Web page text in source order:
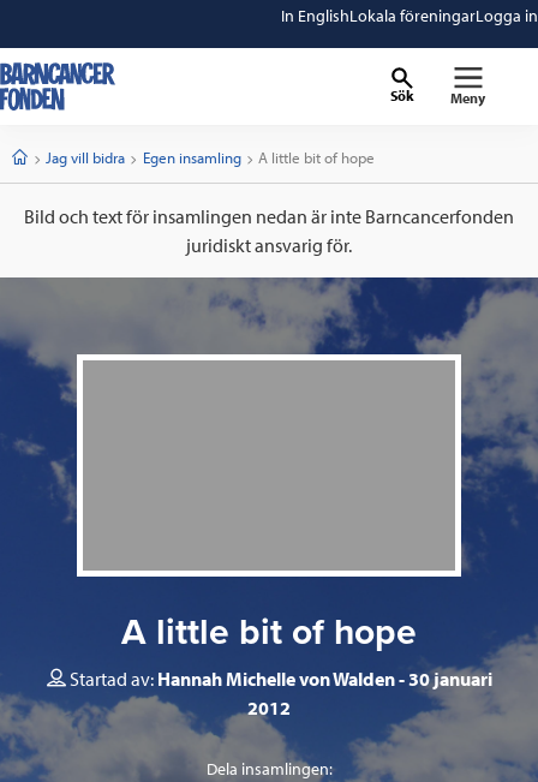
In EnglishLokala föreningarLogga in
Sök Meny
StartJag vill bidra Egen insamling Current:
A little bit of hope
Bild och text för insamlingen nedan är inte Barncancerfonden
juridiskt ansvarig för.
A little bit of hope
Startad av: Hannah Michelle von Walden 30 januari
2012
Dela insamlingen: